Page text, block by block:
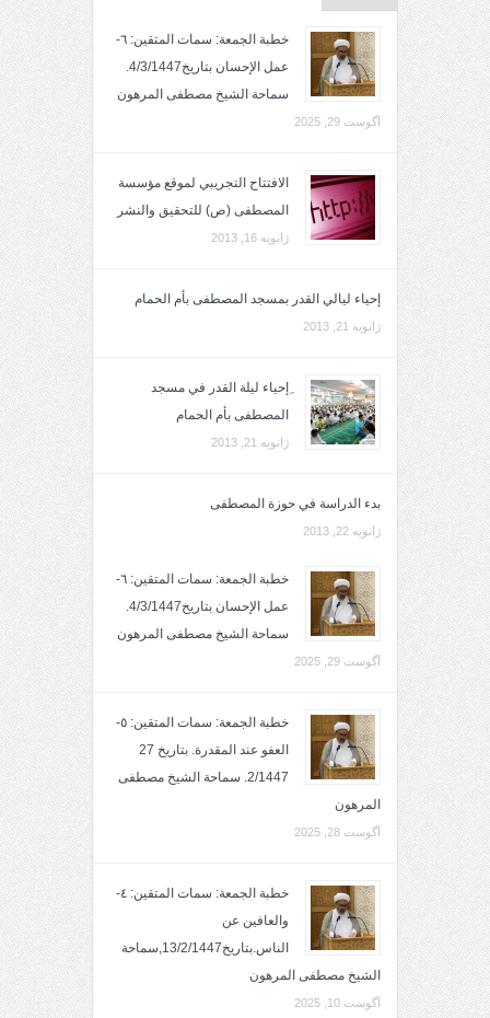
خطبة الجمعة: سمات المتقين: ٦-
عمل الإحسان بتاريخ4/3/1447.
سماحة الشيخ مصطفى المرهون
آگوست 29, 2025
الافتتاح التجريبي لموقع مؤسسة
المصطفى (ص) للتحقيق والنشر
ژانویه 16, 2013
إحياء ليالي القدر بمسجد المصطفى بأم الحمام
ژانویه 21, 2013
ِإحياء ليلة القدر في مسجد
المصطفى بأم الحمام
ژانویه 21, 2013
بدء الدراسة في حوزة المصطفى
ژانویه 22, 2013
خطبة الجمعة: سمات المتقين: ٦-
عمل الإحسان بتاريخ4/3/1447.
سماحة الشيخ مصطفى المرهون
آگوست 29, 2025
خطبة الجمعة: سمات المتقين: ٥-
العفو عند المقدرة. بتاريخ 27
2/1447. سماحة الشيخ مصطفى
المرهون
آگوست 28, 2025
خطبة الجمعة: سمات المتقين: ٤-
والعافين عن
الناس.بتاريخ13/2/1447,سماحة
الشيخ مصطفى المرهون
آگوست 10, 2025